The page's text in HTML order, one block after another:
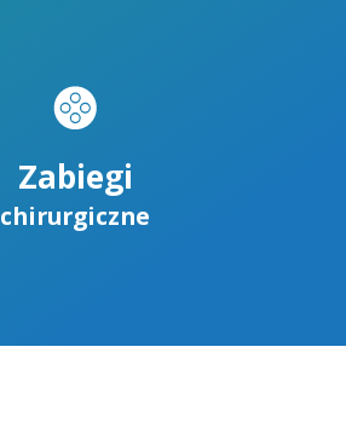
Zabiegi
chirurgiczne